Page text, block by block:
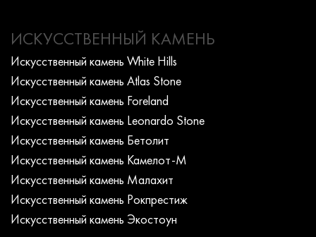
ИСКУССТВЕННЫЙ КАМЕНЬ
Искусcтвенный камень White Hills
Искусcтвенный камень Atlas Stone
Искусcтвенный камень Foreland
Искусcтвенный камень Leonardo Stone
Искусcтвенный камень Бетолит
Искусcтвенный камень Камелот-М
Искусcтвенный камень Малахит
Искусcтвенный камень Рокпрестиж
Искусcтвенный камень Экостоун